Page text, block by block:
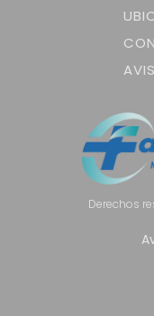
Derechos